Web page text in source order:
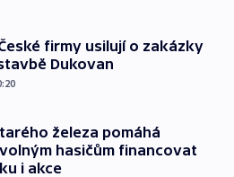
firmy usilují o zakázky
Dukovan
železa pomáhá
hasičům financovat
i akce